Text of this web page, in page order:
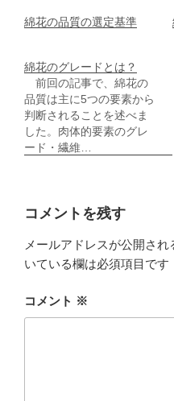
綿花の品質の選定基準
綿花のグレードとは？
前回の記事で、綿花の
品質は主に5つの要素から
判断されることを述べま
した。肉体的要素のグレ
ード・繊維…
コメントを残す
メールアドレスが公開され
いている欄は必須項目です
コメント ※